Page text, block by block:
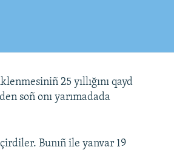
25 yıllığını qayd
soñ onı yarımadada
Bunıñ ile yanvar 19